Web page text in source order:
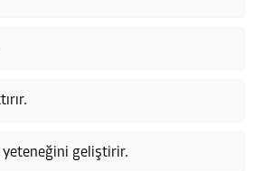
yeteneğini geliştirir.